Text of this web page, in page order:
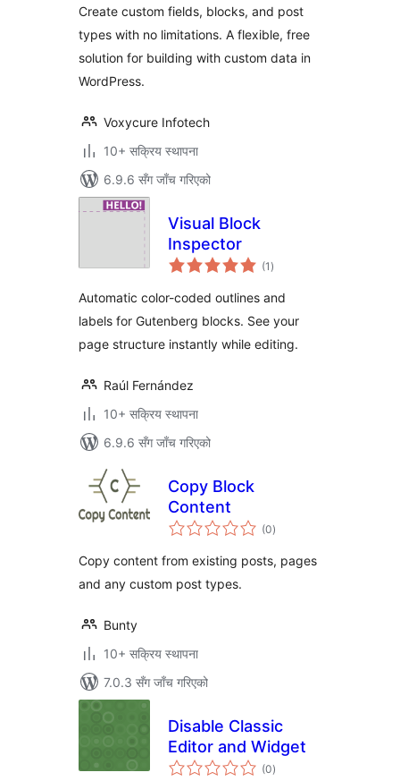
Create custom fields, blocks, and post
types with no limitations. A flexible, free
solution for building with custom data in
WordPress.
Voxycure Infotech
10+ सक्रिय स्थापना
6.9.6 सँग जाँच गरिएको
Visual Block
Inspector
(1 कुल
रेटिङ्गहरू
)
Automatic color-coded outlines and
labels for Gutenberg blocks. See your
page structure instantly while editing.
Raúl Fernández
10+ सक्रिय स्थापना
6.9.6 सँग जाँच गरिएको
Copy Block
Content
(0कुल
रेटिङ्गहरू
)
Copy content from existing posts, pages
and any custom post types.
Bunty
10+ सक्रिय स्थापना
7.0.3 सँग जाँच गरिएको
Disable Classic
Editor and Widget
(0कुल
रेटिङ्गहरू
)